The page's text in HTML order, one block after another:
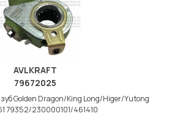
AVLKRAFT
79672025
Golden Dragon/King Long/Higer/Yutong
79352/230000101/461410